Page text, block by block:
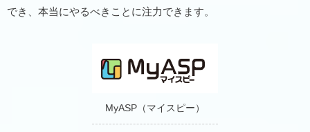
でき、本当にやるべきことに注力できます。
MyASP（マイスピー）